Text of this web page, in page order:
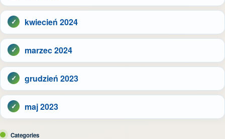
kwiecień 2024
marzec 2024
grudzień 2023
maj 2023
Categories